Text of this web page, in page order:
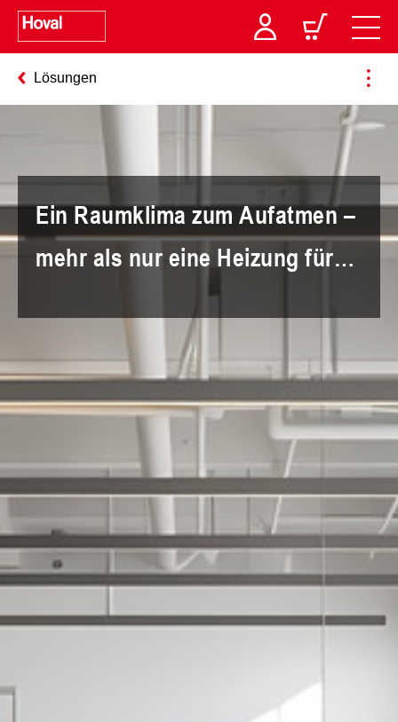
Lösungen
Ein Raumklima zum Aufatmen –
mehr als nur eine Heizung für